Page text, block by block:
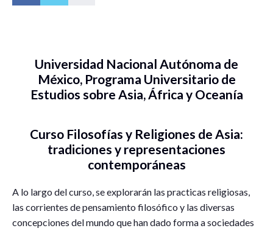
Universidad Nacional Autónoma de
México, Programa Universitario de
Estudios sobre Asia, África y Oceanía
Curso Filosofías y Religiones de Asia:
tradiciones y representaciones
contemporáneas
A lo largo del curso, se explorarán las practicas religiosas,
las corrientes de pensamiento filosófico y las diversas
concepciones del mundo que han dado forma a sociedades